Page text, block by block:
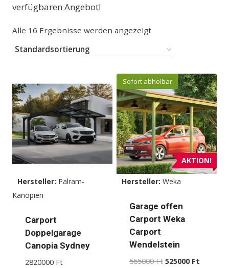
verfügbaren Angebot!
Alle 16 Ergebnisse werden angezeigt
Hersteller: Palram-
Kanopien
Carport
Doppelgarage
Canopia Sydney
2820000 Ft
AKTION!
Sofort abholbar
Hersteller: Weka
Garage offen
Carport Weka
Carport
Wendelstein
565000Ft Ursprünglicher
525000 FtAktueller